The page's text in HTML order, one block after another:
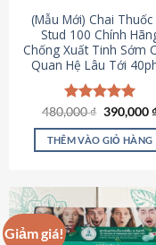
được
chọn
trên
trang
sản
phẩm
(Mẫu Mới) Chai Thuốc
Stud 100 Chính
Chống Xuất Tinh Sớm
Quan Hệ Lâu Tới
Được xếp
hạng5.00
5 sao
480,000₫ Giá
là:
480,000 ₫.
390,000
THÊM VÀO GIỎ HÀNG
Giảm giá!